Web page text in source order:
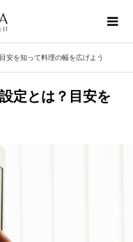
安を知って料理の幅を広げよう
定とは？目安を